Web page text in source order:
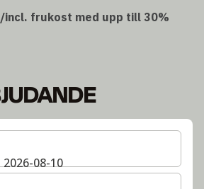
incl. frukost med upp till 30%
2026-08-10
gäster för din vistelse